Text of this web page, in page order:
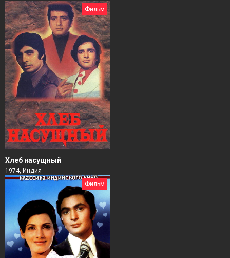
Фильм
Хлеб насущный
1974, Индия
Фильм